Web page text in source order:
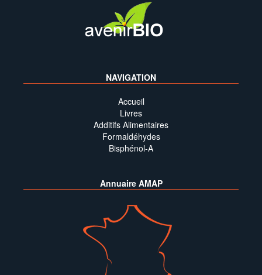
NAVIGATION
Accueil
Livres
Additifs Alimentaires
Formaldéhydes
Bisphénol-A
Annuaire AMAP